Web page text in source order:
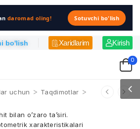
daromad oling! Sotuvchi bo'lish
bo'lish Xaridlarim Kirish
0
uchun > Taqdimotlar >
bilan o’zaro ta’siri.
xarakteristikalari